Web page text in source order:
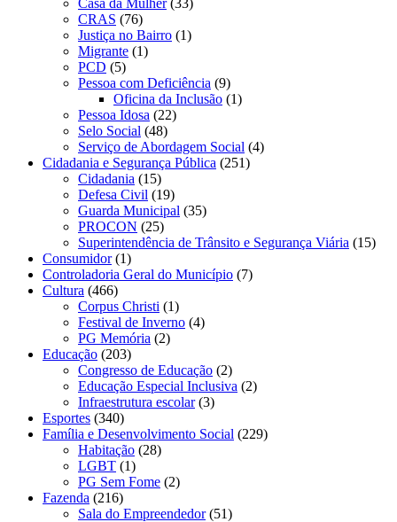
CRAS (76)
Justiça no Bairro (1)
Migrante (1)
PCD (5)
Pessoa com Deficiência (9)
Oficina da Inclusão (1)
Pessoa Idosa (22)
Selo Social (48)
Serviço de Abordagem Social (4)
Cidadania e Segurança Pública (251)
Cidadania (15)
Defesa Civil (19)
Guarda Municipal (35)
PROCON (25)
Superintendência de Trânsito e Segurança Viária (15)
Consumidor(1)
Controladoria Geral do Município (7)
Cultura (466)
Corpus Christi (1)
Festival de Inverno (4)
PG Memória (2)
Educação (203)
Congresso de Educação (2)
Educação Especial Inclusiva (2)
Infraestrutura escolar(3)
Esportes (340)
Família e Desenvolvimento Social (229)
Habitação (28)
LGBT (1)
PG Sem Fome (2)
Fazenda (216)
Sala do Empreendedor(51)